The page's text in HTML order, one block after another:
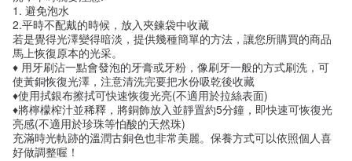
1. 避免泡水
2.平時不配戴的時候，放入夾鍊袋中收藏
若是覺得光澤變得暗淡，提供幾種簡單的方法，讓您所購買的商品
馬上恢復原本的光采。
♦ 用牙刷沾一點會發泡的牙膏或牙粉，像刷牙一般的方式刷洗，可
使黃銅恢復光澤，注意清洗完要把水份吸乾後收藏
♦使用拭銀布擦拭可快速恢復光亮(不適用於拉絲表面)
♦將檸檬榨汁並稀釋，將銅飾放入並靜置約5分鐘，即快速可恢復光
亮感(不適用於珍珠等怕酸的天然珠)
充滿時光軌跡的溫潤古銅色也非常美麗。保養方式可以依照個人喜
好做調整喔！